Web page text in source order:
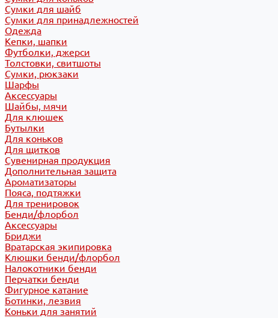
Сумки для шайб
Сумки для принадлежностей
Одежда
Кепки, шапки
Футболки, джерси
Толстовки, свитшоты
Сумки, рюкзаки
Шарфы
Аксессуары
Шайбы, мячи
Для клюшек
Бутылки
Для коньков
Для щитков
Сувенирная продукция
Дополнительная защита
Ароматизаторы
Пояса, подтяжки
Для тренировок
Бенди/флорбол
Аксессуары
Бриджи
Вратарская экипировка
Клюшки бенди/флорбол
Налокотники бенди
Перчатки бенди
Фигурное катание
Ботинки, лезвия
Коньки для занятий